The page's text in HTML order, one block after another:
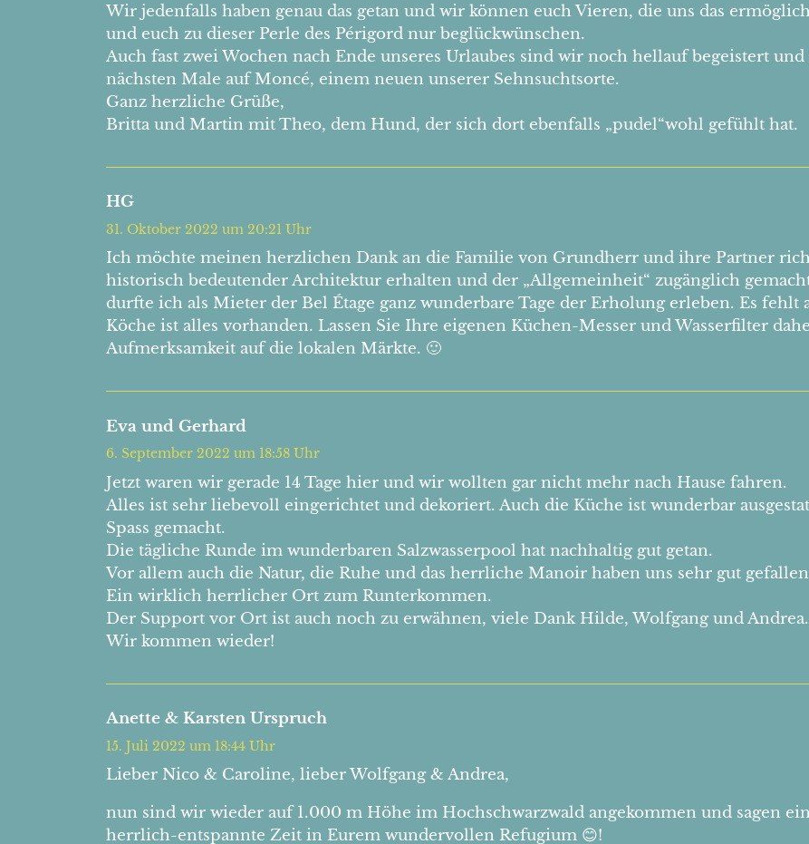
Wir jedenfalls haben genau das getan und wir können euch Vieren, die uns das
und euch zu dieser Perle des Périgord nur beglückwünschen.
Auch fast zwei Wochen nach Ende unseres Urlaubes sind wir noch hellauf begeistert
nächsten Male auf Moncé, einem neuen unserer Sehnsuchtsorte.
Ganz herzliche Grüße,
Britta und Martin mit Theo, dem Hund, der sich dort ebenfalls „pudel“wohl gefühlt hat.
HG
31. Oktober 2022 um 20:21 Uhr
Ich möchte meinen herzlichen Dank an die Familie von Grundherr und ihre Partner
historisch bedeutender Architektur erhalten und der „Allgemeinheit“ zugänglich
durfte ich als Mieter der Bel Étage ganz wunderbare Tage der Erholung erleben. Es
Köche ist alles vorhanden. Lassen Sie Ihre eigenen Küchen-Messer und Wasserfilter
Aufmerksamkeit auf die lokalen Märkte. 🙂
Eva und Gerhard
6. September 2022 um 18:58 Uhr
Jetzt waren wir gerade 14 Tage hier und wir wollten gar nicht mehr nach Hause fahren.
Alles ist sehr liebevoll eingerichtet und dekoriert. Auch die Küche ist wunderbar
Spass gemacht.
Die tägliche Runde im wunderbaren Salzwasserpool hat nachhaltig gut getan.
Vor allem auch die Natur, die Ruhe und das herrliche Manoir haben uns sehr gut
Ein wirklich herrlicher Ort zum Runterkommen.
Der Support vor Ort ist auch noch zu erwähnen, viele Dank Hilde, Wolfgang und Andrea.
Wir kommen wieder!
Anette & Karsten Urspruch
15. Juli 2022 um 18:44 Uhr
Lieber Nico & Caroline, lieber Wolfgang & Andrea,
nun sind wir wieder auf 1.000 m Höhe im Hochschwarzwald angekommen und sagen
herrlich-entspannte Zeit in Eurem wundervollen Refugium 😊!